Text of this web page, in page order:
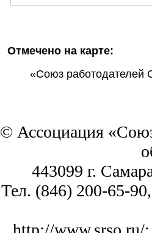
Отмечено на карте:
«Союз работодателей
© Ассоциация
443099 г.
Тел. (846) 200-65-